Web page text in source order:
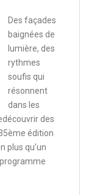
Des façades
baignées de
lumière, des
rythmes
soufis qui
résonnent
dans les
des
édition
plus qu’un